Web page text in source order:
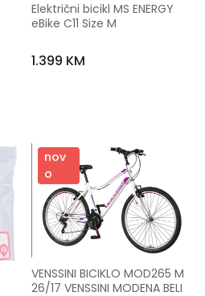
Električni bicikl MS ENERGY
eBike C11 Size M
1.399 KM
nov
o
VENSSINI BICIKLO MOD265 M
26/17 VENSSINI MODENA BELI